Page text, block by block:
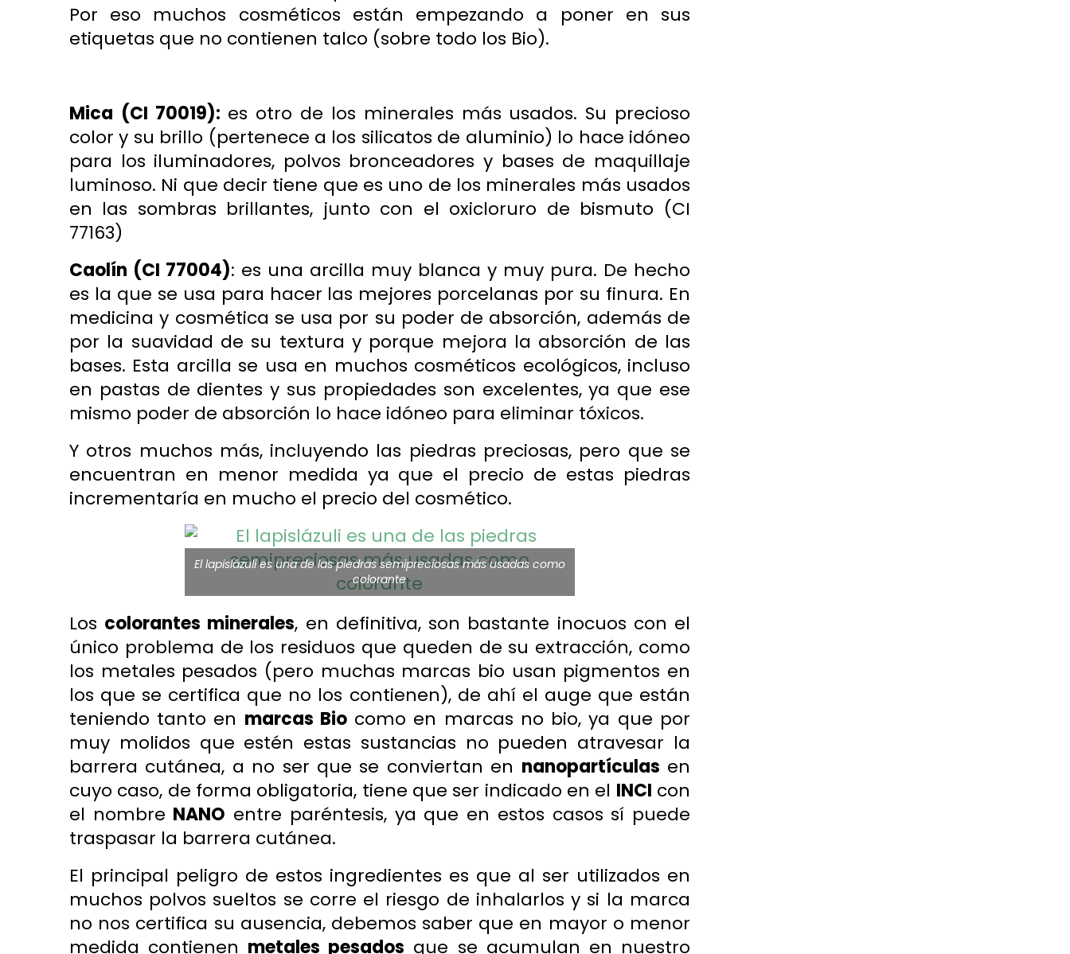
Por eso muchos cosméticos están empezando a poner en sus
etiquetas que no contienen talco (sobre todo los Bio).
Mica (CI 70019): es otro de los minerales más usados. Su precioso
color y su brillo (pertenece a los silicatos de aluminio) lo hace idóneo
para los iluminadores, polvos bronceadores y bases de maquillaje
luminoso. Ni que decir tiene que es uno de los minerales más usados
en las sombras brillantes, junto con el oxicloruro de bismuto (CI
77163)
Caolín (CI 77004): es una arcilla muy blanca y muy pura. De hecho
es la que se usa para hacer las mejores porcelanas por su finura. En
medicina y cosmética se usa por su poder de absorción, además de
por la suavidad de su textura y porque mejora la absorción de las
bases. Esta arcilla se usa en muchos cosméticos ecológicos, incluso
en pastas de dientes y sus propiedades son excelentes, ya que ese
mismo poder de absorción lo hace idóneo para eliminar tóxicos.
Y otros muchos más, incluyendo las piedras preciosas, pero que se
encuentran en menor medida ya que el precio de estas piedras
incrementaría en mucho el precio del cosmético.
El lapislázuli es una de las piedras semipreciosas más usadas como
colorante
Los colorantes minerales, en definitiva, son bastante inocuos con el
único problema de los residuos que queden de su extracción, como
los metales pesados (pero muchas marcas bio usan pigmentos en
los que se certifica que no los contienen), de ahí el auge que están
teniendo tanto en marcas Bio como en marcas no bio, ya que por
muy molidos que estén estas sustancias no pueden atravesar la
barrera cutánea, a no ser que se conviertan en nanopartículas en
cuyo caso, de forma obligatoria, tiene que ser indicado en el INCI con
el nombre NANO entre paréntesis, ya que en estos casos sí puede
traspasar la barrera cutánea.
El principal peligro de estos ingredientes es que al ser utilizados en
muchos polvos sueltos se corre el riesgo de inhalarlos y si la marca
no nos certifica su ausencia, debemos saber que en mayor o menor
medida contienen metales pesados que se acumulan en nuestro